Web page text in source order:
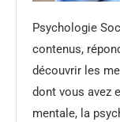
Psychologie
contenus,
découvrir les
dont vous avez
mentale, la